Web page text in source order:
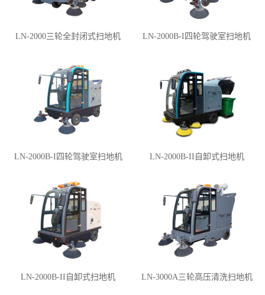
LN-2000三轮全封闭式扫地机 LN-2000B-I四轮驾驶室扫地机
LN-2000B-I四轮驾驶室扫地机 LN-2000B-II自卸式扫地机
LN-2000B-II自卸式扫地机 LN-3000A三轮高压清洗扫地机